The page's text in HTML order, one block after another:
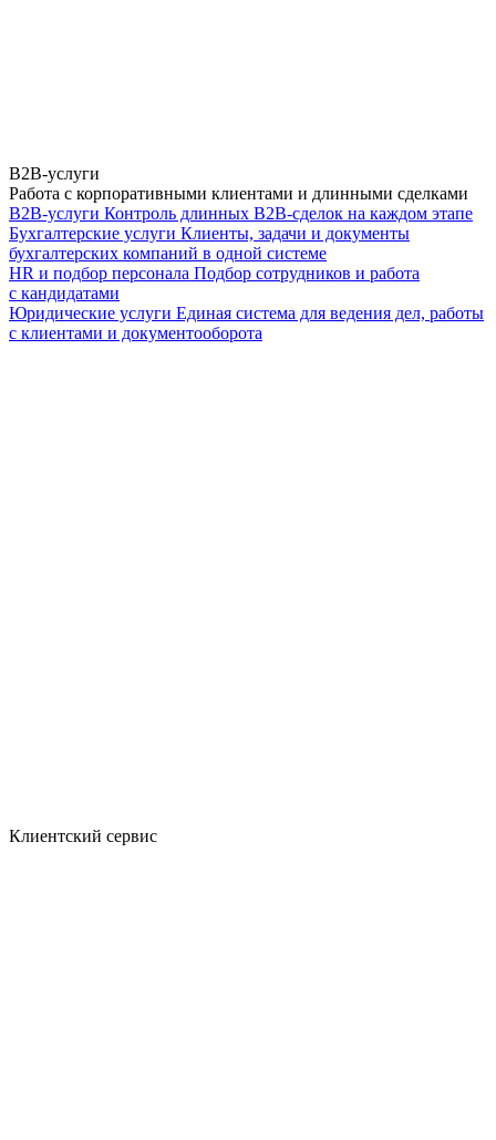
B2B-услуги
Работа с корпоративными клиентами и длинными сделками
B2B-услуги Контроль длинных B2B-сделок на каждом этапе
Бухгалтерские услуги Клиенты, задачи и документы
бухгалтерских компаний в одной системе
HR и подбор персонала Подбор сотрудников и работа
с кандидатами
Юридические услуги Единая система для ведения дел, работы
с клиентами и документооборота
Клиентский сервис